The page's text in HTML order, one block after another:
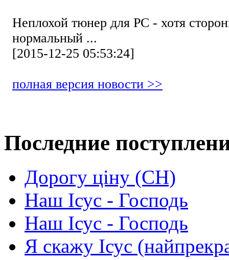
Неплохой тюнер для РС - хотя
нормальный ...
[2015-12-25 05:53:24]
полная версия новости >>
Последние
Дорогу ціну (СН)
Наш Ісус - Господь
Наш Ісус - Господь
Я скажу Ісус